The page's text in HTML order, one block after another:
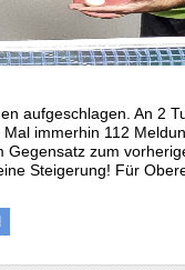
aufgeschlagen. An 2
immerhin 112
Gegensatz zum
Steigerung! Für